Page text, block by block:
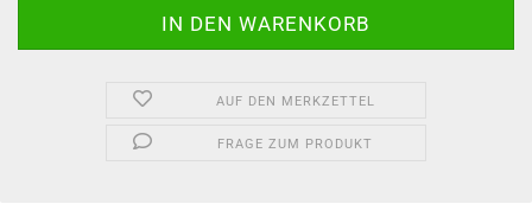
AUF DEN MERKZETTEL
FRAGE ZUM PRODUKT